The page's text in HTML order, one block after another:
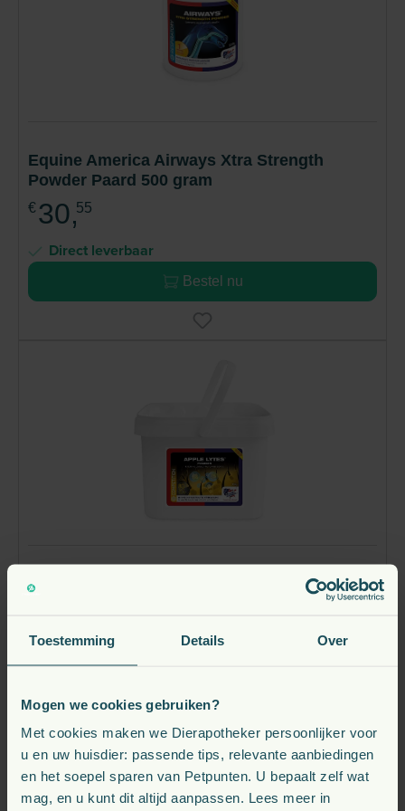
Toestemming Details Over
Mogen we cookies gebruiken?
Met cookies maken we Dierapotheker persoonlijker voor
u en uw huisdier: passende tips, relevante aanbiedingen
en het soepel sparen van Petpunten. U bepaalt zelf wat
mag, en u kunt dit altijd aanpassen. Lees meer in
Equine America Airways Xtra Strength
Powder Paard 500 gram
€ 30,55
Direct leverbaar
Bestel nu
Equine America Apple Lytes
vanaf
33,
Verwachte leverdatum: 2026-08-11
Bekijk